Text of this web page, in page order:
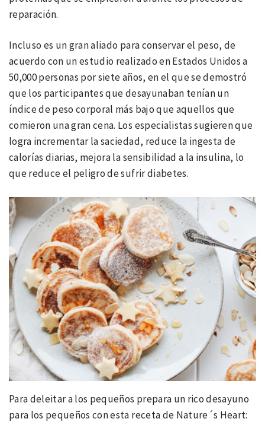
reparación.
Incluso es un gran aliado para conservar el peso, de
acuerdo con un estudio realizado en Estados Unidos a
50,000 personas por siete años, en el que se demostró
que los participantes que desayunaban tenían un
índice de peso corporal más bajo que aquellos que
comieron una gran cena. Los especialistas sugieren que
logra incrementar la saciedad, reduce la ingesta de
calorías diarias, mejora la sensibilidad a la insulina, lo
que reduce el peligro de sufrir diabetes.
Para deleitar a los pequeños prepara un rico desayuno
para los pequeños con esta receta de Nature´s Heart: